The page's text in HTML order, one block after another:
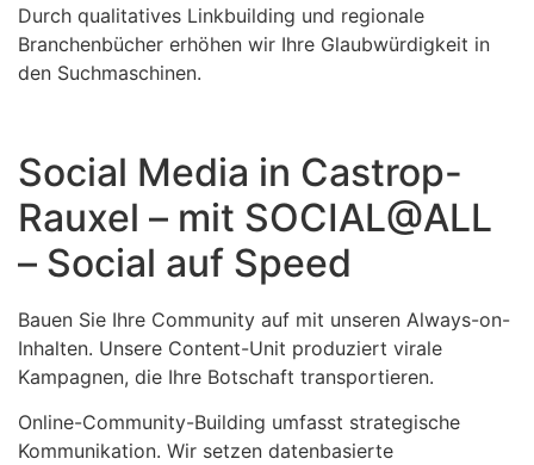
Durch qualitatives Linkbuilding und regionale
Branchenbücher erhöhen wir Ihre Glaubwürdigkeit in
den Suchmaschinen.
Social Media in Castrop-
Rauxel – mit SOCIAL@ALL
– Social auf Speed
Bauen Sie Ihre Community auf mit unseren Always-on-
Inhalten. Unsere Content-Unit produziert virale
Kampagnen, die Ihre Botschaft transportieren.
Online-Community-Building umfasst strategische
Kommunikation. Wir setzen datenbasierte